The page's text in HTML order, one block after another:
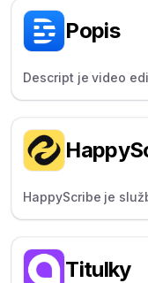
Popis
Descript je video
ktorý umožňuje
HappyScribe je
tvorcov, ktorá
Titulky